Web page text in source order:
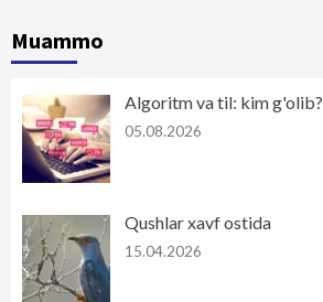
Muammo
Algoritm va til: kim g'olib?
05.08.2026
Qushlar xavf ostida
15.04.2026